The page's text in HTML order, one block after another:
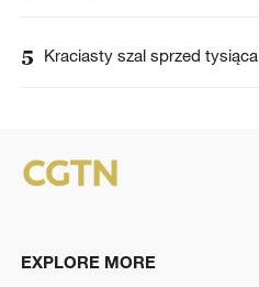
5 Kraciasty szal sprzed
EXPLORE MORE